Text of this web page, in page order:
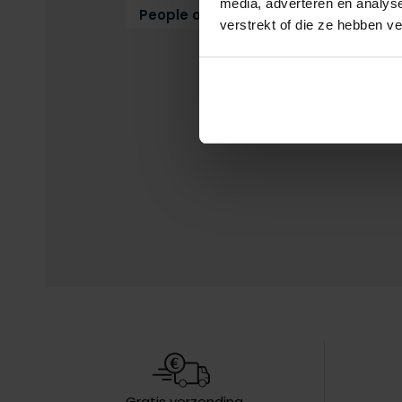
media, adverteren en
verstrekt of die ze hebben
People of Shibuya Zomerjas